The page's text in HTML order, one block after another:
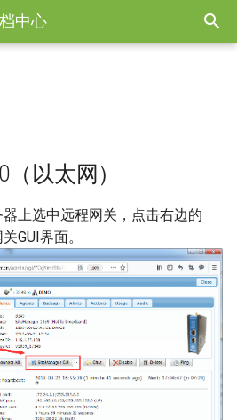
中心
务
网
以太网）
上选中远程网关，点击右边的
GUI界面。